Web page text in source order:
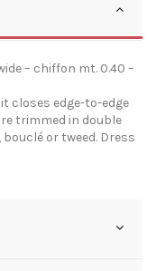
– chiffon mt. 0.40 –
closes edge-to-edge
trimmed in double
or tweed. Dress